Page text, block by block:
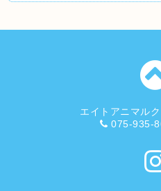
エイトアニマル
075-